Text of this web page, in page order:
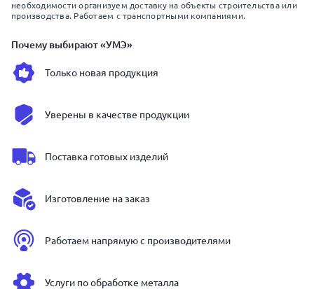
необходимости организуем доставку на объекты строительства или
производства. Работаем с транспортными компаниями.
Почему выбирают «УМЭ»
Только новая продукция
Уверены в качестве продукции
Поставка готовых изделий
Изготовление на заказ
Работаем напрямую с производителями
Услуги по обработке металла